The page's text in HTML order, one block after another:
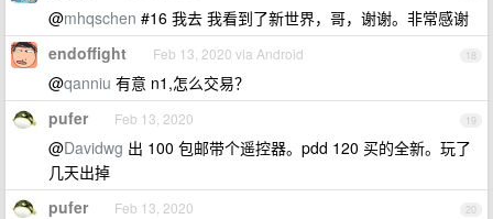
@mhqschen #16 我去 我看到了新世界，哥，谢谢。非常感谢
18
endoffight Feb 13, 2020 via Android
@qanniu 有意 n1,怎么交易？
19
pufer Feb 13, 2020
@Davidwg 出 100 包邮带个遥控器。pdd 120 买的全新。玩了
几天出掉
20
pufer Feb 13, 2020